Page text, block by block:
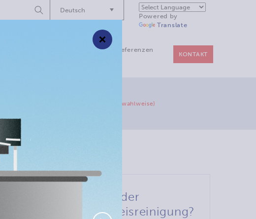
Powered by
Translate
Deutsch
Suche
starten
Referenzen
KONTAKT
COMBI72: mit Fernbedienung (wahlweise)
Vorteile der
Trockeneisreinigung?
×